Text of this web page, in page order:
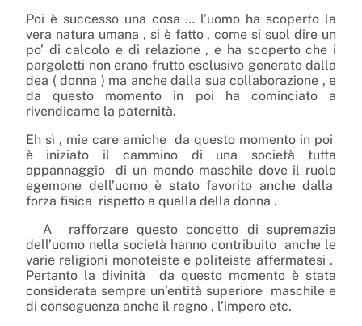
Poi è successo una cosa … l’uomo ha scoperto la
vera natura umana , si è fatto , come si suol dire un
po’ di calcolo e di relazione , e ha scoperto che i
pargoletti non erano frutto esclusivo generato dalla
dea ( donna ) ma anche dalla sua collaborazione , e
da questo momento in poi ha cominciato a
rivendicarne la paternità.
Eh sì , mie care amiche da questo momento in poi
è iniziato il cammino di una società tutta
appannaggio
di un mondo maschile dove il ruolo
egemone dell’uomo è stato favorito anche dalla
forza fisica rispetto a quella della donna .
A
rafforzare questo concetto di supremazia
dell’uomo nella società hanno contribuito anche le
varie religioni monoteiste e politeiste affermatesi .
Pertanto la divinità
da questo momento è stata
considerata sempre un’entità superiore maschile e
di conseguenza anche il regno , l’impero etc.